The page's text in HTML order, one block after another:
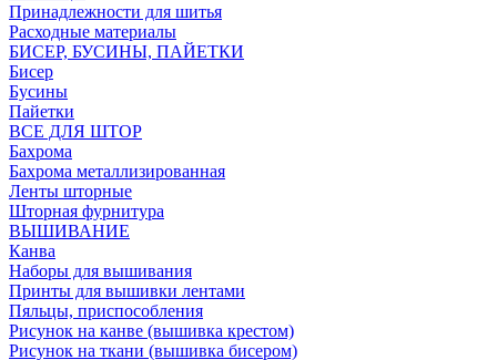
Принадлежности для шитья
Расходные материалы
БИСЕР, БУСИНЫ, ПАЙЕТКИ
Бисер
Бусины
Пайетки
ВСЕ ДЛЯ ШТОР
Бахрома
Бахрома металлизированная
Ленты шторные
Шторная фурнитура
ВЫШИВАНИЕ
Канва
Наборы для вышивания
Принты для вышивки лентами
Пяльцы, приспособления
Рисунок на канве (вышивка крестом)
Рисунок на ткани (вышивка бисером)